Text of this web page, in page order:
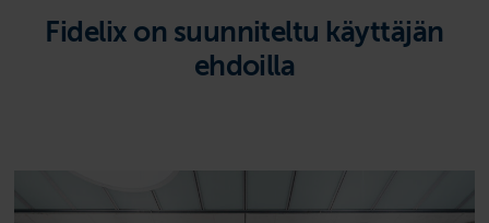
Fidelix on suunniteltu käyttäjän
ehdoilla